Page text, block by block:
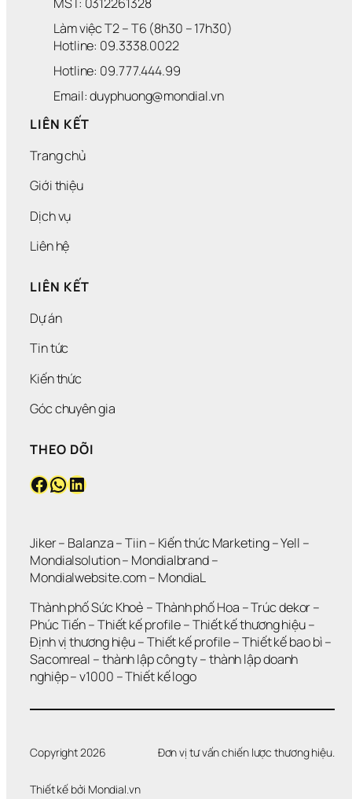
Làm việc T2 – T6 (8h30 – 17h30)
Hotline: 09.3338.0022
Hotline: 09.777.444.99
Email: duyphuong@mondial.vn
LIÊN KẾT
Trang chủ
Giới thiệu
Dịch vụ
Liên hệ
LIÊN KẾT
Dự án
Tin tức
Kiến thức
Góc chuyên gia
THEO DÕI
Facebook WhatsApp LinkedIn
Jiker – Balanza – Tiin – Kiến thức Marketing – Yell
Mondialsolution – Mondialbrand
Mondialwebsite.com – MondiaL
Thành phố Sức Khoẻ – Thành phố Hoa – Trúc dekor
Phúc Tiến – Thiết kế profile – Thiết kế thương hiệu
Định vị thương hiệu – Thiết kế profile – Thiết kế bao bì
Sacomreal – thành lập công ty – thành lập doanh
nghiệp – v1000 – Thiết kế logo
Copyright 2026 Đơn vị tư vấn chiến lược thương hiệu.
Thiết kế bởi Mondial.vn